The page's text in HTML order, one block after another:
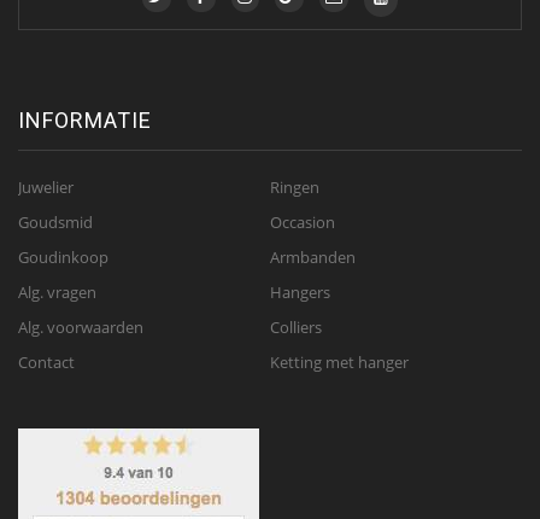
INFORMATIE
Juwelier
Goudsmid
Goudinkoop
Alg. vragen
Alg. voorwaarden
Contact
Ringen
Occasion
Armbanden
Hangers
Colliers
Ketting met hanger